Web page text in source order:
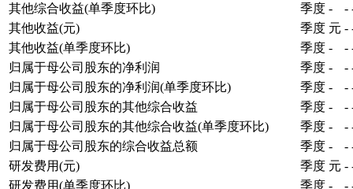
其他综合收益(单季度环比)
季度 - -
其他收益(元)
季度 元 -
其他收益(单季度环比)
季度 - -
归属于母公司股东的净利润
季度 - -
归属于母公司股东的净利润(单季度环比)
季度 - -
归属于母公司股东的其他综合收益
季度 - -
归属于母公司股东的其他综合收益(单季度环比)
季度 - -
归属于母公司股东的综合收益总额
季度 - -
研发费用(元)
季度 元 -
研发费用(单季度环比)
季度 - -